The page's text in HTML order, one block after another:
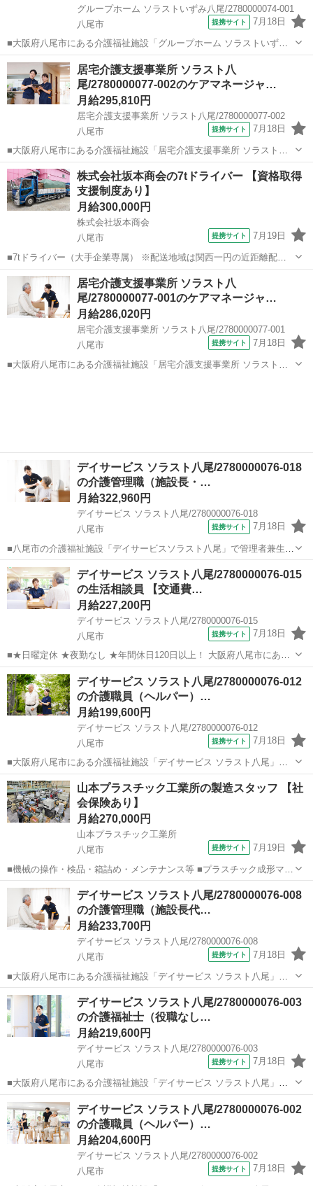
グループホーム ソラストいずみ八尾/2780000074-001
八尾市
提携サイト 7月18日
■大阪府八尾市にある介護福祉施設「グループホーム ソラストいずみ
八尾」では、正社員の介護福祉士を募集中です！ ★ユニット数増加に
伴い、今回は「3名限定」の増員募集となります★ 介護福祉士資格
と、これまでの介護職経験（サービ...
大阪 八尾市 ホームヘルパー
居宅介護支援事業所 ソラスト八
尾/2780000077-002のケアマネージャ…
月給295,810円
居宅介護支援事業所 ソラスト八尾/2780000077-002
八尾市
提携サイト 7月18日
■大阪府八尾市にある介護福祉施設「居宅介護支援事業所 ソラスト八
尾」で主任ケアマネージャー（正社員）の求人募集。 主任介護支援専
門員の資格を活かし、創業60年の安定企業で正社員として安定して働
ける環境です。 ◎介護支援専門...
大阪 八尾市 ケアマネージャー
株式会社坂本商会の7tドライバー 【資格取得
支援制度あり】
月給300,000円
株式会社坂本商会
八尾市
提携サイト 7月19日
■7tドライバー（大手企業専属） ※配送地域は関西一円の近距離配送
です ■月給30万円～ ■7:30～16:30 ※残業はほとんどありません ※定
時より早く上がれる時もあります
大阪 八尾市 配送
居宅介護支援事業所 ソラスト八
尾/2780000077-001のケアマネージャ…
月給286,020円
居宅介護支援事業所 ソラスト八尾/2780000077-001
八尾市
提携サイト 7月18日
■大阪府八尾市にある介護福祉施設「居宅介護支援事業所 ソラスト八
デイサービス ソラスト八尾/2780000076-018
の介護管理職（施設長・…
月給322,960円
デイサービス ソラスト八尾/2780000076-018
八尾市
提携サイト 7月18日
■八尾市の介護福祉施設「デイサービスソラスト八尾」で管理者兼生活
相談員（正社員）の募集です。 ・ご利用者様の受け入れ対応・相談対
応 ・スタッフの採用、教育、労務管理 ・契約、保険請求、行政対応
（消防計画の提出など） ・生活相...
大阪 八尾市 ホームヘルパー
デイサービス ソラスト八尾/2780000076-015
の生活相談員 【交通費…
月給227,200円
デイサービス ソラスト八尾/2780000076-015
八尾市
提携サイト 7月18日
■★日曜定休 ★夜勤なし ★年間休日120日以上！ 大阪府八尾市にある
介護福祉施設「デイサービスソラスト八尾」での生活相談員（正社
員）の求人募集。 ご利用者様やご家族様の相談窓口となって業務を行
うデイサービスの「顔」となる...
大阪 八尾市 ホームヘルパー
デイサービス ソラスト八尾/2780000076-012
の介護職員（ヘルパー）…
月給199,600円
デイサービス ソラスト八尾/2780000076-012
八尾市
提携サイト 7月18日
■大阪府八尾市にある介護福祉施設「デイサービス ソラスト八尾」で
の介護職（正社員）の求人募集。 無資格OK！夜勤なし、日曜定休、
年間休日120日以上！ 正社員として安定してお仕事できる環境です。
・身体介護、生活援助、介護記...
大阪 八尾市 ホームヘルパー
山本プラスチック工業所の製造スタッフ 【社
会保険あり】
月給270,000円
山本プラスチック工業所
八尾市
提携サイト 7月19日
■機械の操作・検品・箱詰め・メンテナンス等 ■プラスチック成形マシ
ンの操作 ■生産管理 ■商品の検品・箱詰め等 ※25kgの原料を扱います
■月給27万円～45万円 ★月給27万円は最低保証！ ※上記には各種一律
手当 ...
大阪 八尾市 倉庫管理
デイサービス ソラスト八尾/2780000076-008
の介護管理職（施設長代…
月給233,700円
デイサービス ソラスト八尾/2780000076-008
八尾市
提携サイト 7月18日
■大阪府八尾市にある介護福祉施設「デイサービス ソラスト八尾」で
所長代理（正社員）の求人募集です。 管理者を支える重要なポジショ
ンで、皆さんがお持ちの経験・技術を活かし、キャリアアップを目指
していただけます。 夜勤なし、日...
大阪 八尾市 ホームヘルパー
デイサービス ソラスト八尾/2780000076-003
の介護福祉士（役職なし…
月給219,600円
デイサービス ソラスト八尾/2780000076-003
八尾市
提携サイト 7月18日
■大阪府八尾市にある介護福祉施設「デイサービス ソラスト八尾」で
介護福祉士（正社員）の求人募集。 夜勤なし、日曜定休、年間休日
120日以上！ 創業60年以上のソラストの正社員として、安定基盤でお
仕事できる環境です。 ・身体介...
大阪 八尾市 ホームヘルパー
デイサービス ソラスト八尾/2780000076-002
の介護職員（ヘルパー）…
月給204,600円
デイサービス ソラスト八尾/2780000076-002
八尾市
提携サイト 7月18日